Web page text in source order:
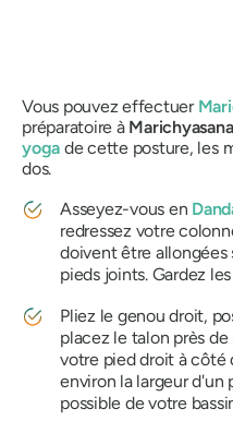
Vous pouvez effectuer
préparatoire à
yoga de cette posture, les
dos.
Asseyez-vous en
redressez votre
doivent être allongées
pieds joints. Gardez
Pliez le genou droit,
placez le talon près
votre pied droit à côté
environ la largeur d'un
possible de votre